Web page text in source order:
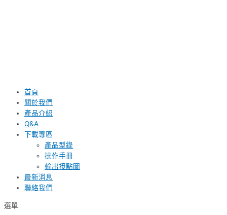
首頁
關於我們
產品介紹
Q&A
下載專區
產品型錄
操作手冊
輸出接點圖
最新消息
聯絡我們
選單